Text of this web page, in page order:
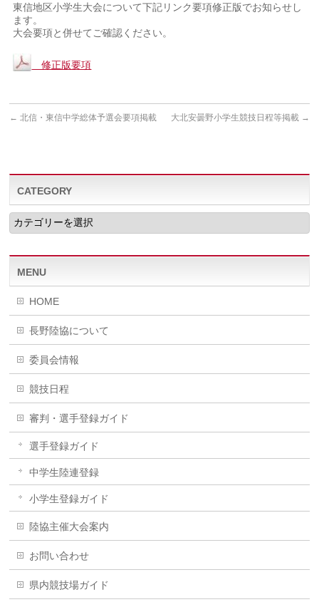
東信地区小学生大会について下記リンク要項修正版でお知らせし
ます。
大会要項と併せてご確認ください。
修正版要項
← 北信・東信中学総体予選会要項掲載 大北安曇野小学生競技日程等掲載 →
CATEGORY
CATEGORY
MENU
HOME
長野陸協について
委員会情報
競技日程
審判・選手登録ガイド
選手登録ガイド
中学生陸連登録
小学生登録ガイド
陸協主催大会案内
お問い合わせ
県内競技場ガイド